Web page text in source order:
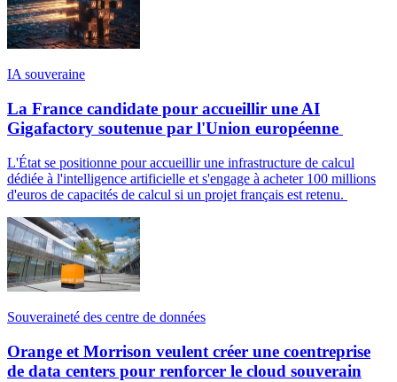
IA souveraine
La France candidate pour accueillir une AI
Gigafactory soutenue par l'Union européenne
L'État se positionne pour accueillir une infrastructure de calcul
dédiée à l'intelligence artificielle et s'engage à acheter 100 millions
d'euros de capacités de calcul si un projet français est retenu.
Souveraineté des centre de données
Orange et Morrison veulent créer une coentreprise
de data centers pour renforcer le cloud souverain